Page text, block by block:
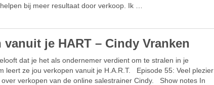
bij meer resultaat door verkoop. Ik …
vanuit je HART – Cindy Vranken
dat je het als ondernemer verdient om te stralen in je
leert ze jou verkopen vanuit je H.A.R.T. Episode 55: Veel plezier
over verkopen van de online salestrainer Cindy. Show notes In